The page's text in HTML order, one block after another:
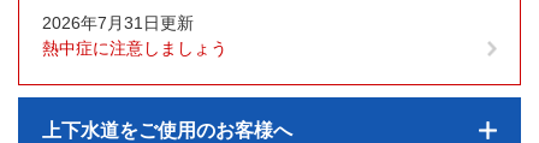
2026年7月31日更新
熱中症に注意しましょう
上下水道をご使用のお客様へ